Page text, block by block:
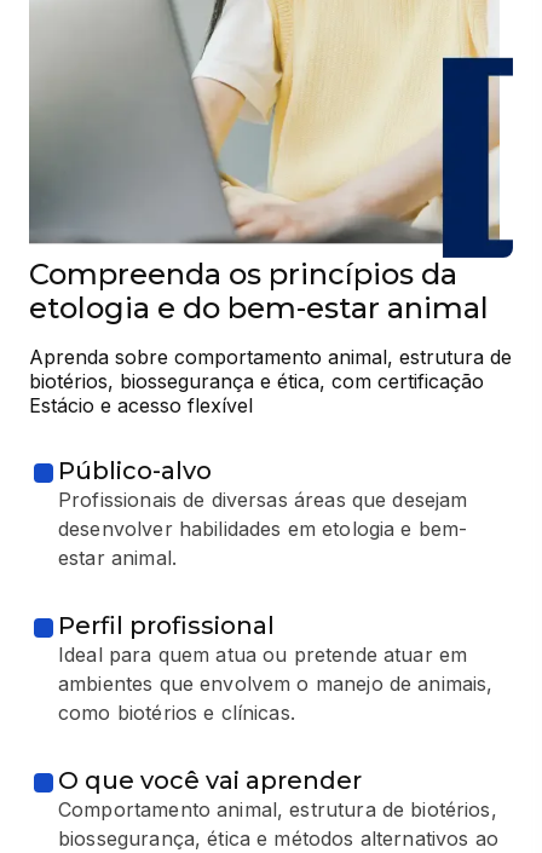
Compreenda os princípios da
etologia e do bem-estar animal
Aprenda sobre comportamento animal, estrutura de
biotérios, biossegurança e ética, com certificação
Estácio e acesso flexível
Público-alvo
Profissionais de diversas áreas que desejam
desenvolver habilidades em etologia e bem-
estar animal.
Perfil profissional
Ideal para quem atua ou pretende atuar em
ambientes que envolvem o manejo de animais,
como biotérios e clínicas.
O que você vai aprender
Comportamento animal, estrutura de biotérios,
biossegurança, ética e métodos alternativos ao